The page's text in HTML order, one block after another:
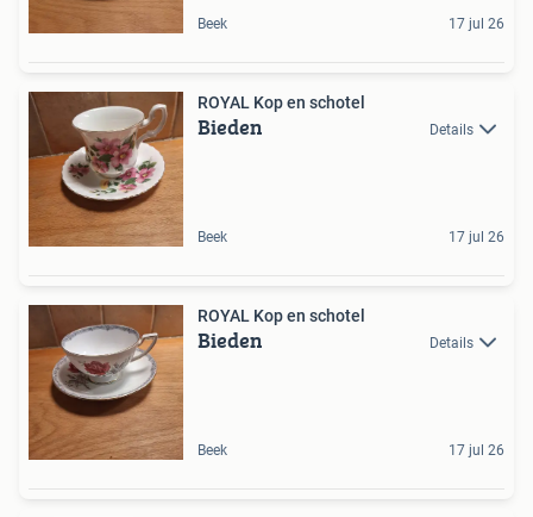
Beek 17 jul 26
ROYAL Kop en schotel
Bieden Details
Beek 17 jul 26
ROYAL Kop en schotel
Bieden Details
Beek 17 jul 26